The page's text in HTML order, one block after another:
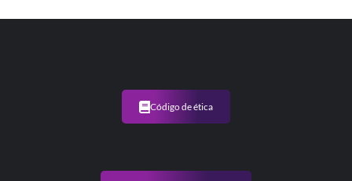
Código de ética